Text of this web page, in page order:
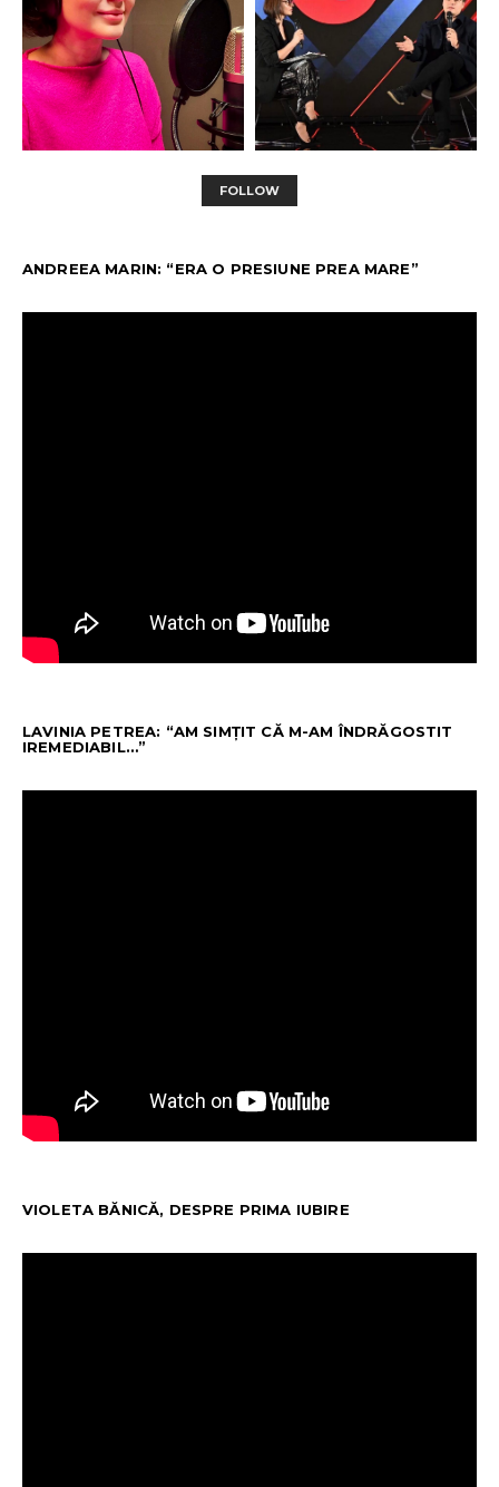
FOLLOW
ANDREEA MARIN: “ERA O PRESIUNE PREA MARE”
LAVINIA PETREA: “AM SIMȚIT CĂ M-AM ÎNDRĂGOSTIT
IREMEDIABIL…”
VIOLETA BĂNICĂ, DESPRE PRIMA IUBIRE